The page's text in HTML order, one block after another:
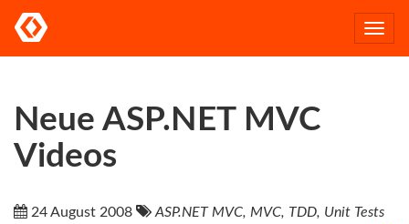
Neue ASP.NET MVC
Videos
24 August 2008
ASP.NET MVC, MVC, TDD, Unit Tests